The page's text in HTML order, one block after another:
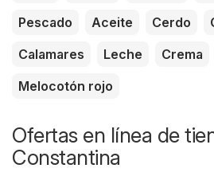
Pescado
Aceite Cerdo
Calamares
Leche Crema
Melocotón rojo
Ofertas en línea de
Constantina